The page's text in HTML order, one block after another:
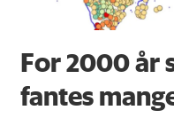
For 2000 år
fantes